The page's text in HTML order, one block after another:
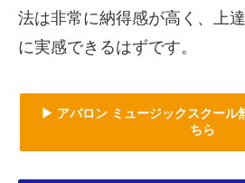
法は非常に納得感が高く、上
に実感できるはずです。
▶ アバロン ミュージックスクール
ちら